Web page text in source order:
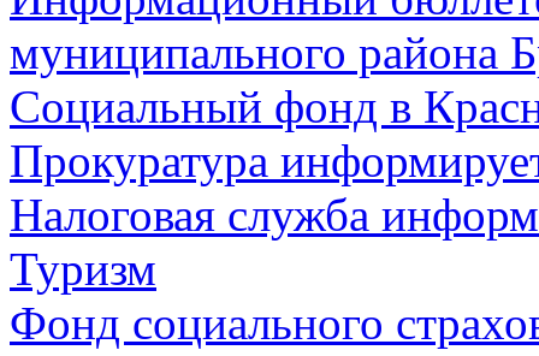
муниципального района
Социальный фонд в
Прокуратура
Налоговая служба
Туризм
Фонд социального